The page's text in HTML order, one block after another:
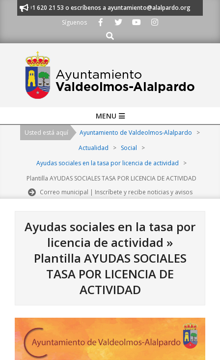
al 91 620 21 53 o escríbenos a ayuntamiento@alalpardo.org
Síguenos
Buscar
Navigation
MENU
Usted está aquí Ayuntamiento de Valdeolmos-Alalpardo
>
Actualidad
> Social
>
Ayudas sociales en la tasa por licencia de actividad
>
Plantilla AYUDAS SOCIALES TASA POR LICENCIA DE ACTIVIDAD
Correo municipal | Inscríbete y recibe noticias y avisos
Ayudas sociales en la tasa por
licencia de actividad »
Plantilla AYUDAS SOCIALES
TASA POR LICENCIA DE
ACTIVIDAD